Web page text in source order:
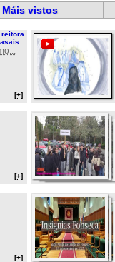
Máis vistos
reitora
[+]
[+]
[+]